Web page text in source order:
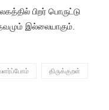
பிறர் பொருட்டு
இல்லையாகும்.
திருக்குறள்